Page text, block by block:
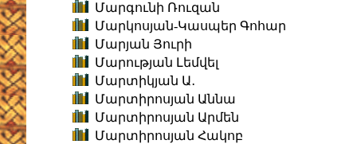
Մարգունի Ռուզան
Մարկոսյան-Կասպեր Գոհար
Մարյան Յուրի
Մարության Լեմվել
Մարտիկյան Ա․
Մարտիրոսյան Աննա
Մարտիրոսյան Արմեն
Մարտիրոսյան Հակոբ